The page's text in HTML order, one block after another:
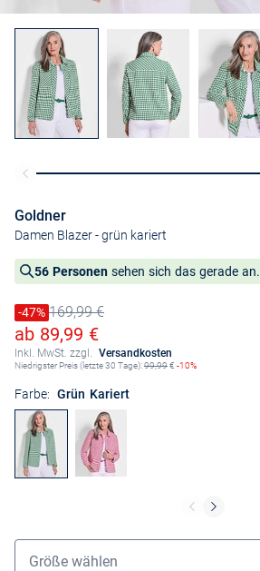
Goldner
Damen Blazer- grün kariert
56 Personen sehen sich das gerade an.
Preis reduziert um
-47%
Alter Preis169,99 €
Ermäßigter Preis
ab 89,99 €
Inkl. MwSt. zzgl. Versandkosten
Niedrigster Preis (letzte 30 Tage):99,99€ -10%
Farbe: Grün Kariert
Größenauswahl
Größe wählen